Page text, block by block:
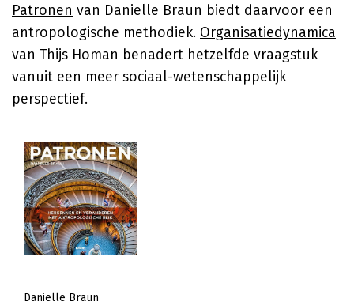
Patronen van Danielle Braun biedt daarvoor een
antropologische methodiek. Organisatiedynamica
van Thijs Homan benadert hetzelfde vraagstuk
vanuit een meer sociaal-wetenschappelijk
perspectief.
Danielle Braun